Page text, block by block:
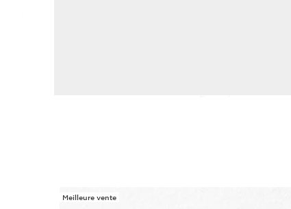
ALLER AU CONTENU
Meilleure vente